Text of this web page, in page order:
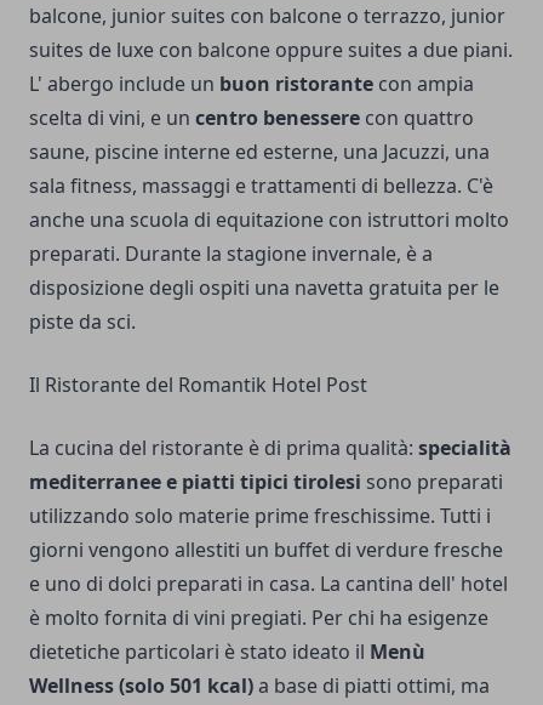
balcone, junior suites con balcone o terrazzo, junior
suites de luxe con balcone oppure suites a due piani.
L' abergo include un buon ristorante con ampia
scelta di vini, e un centro benessere con quattro
saune, piscine interne ed esterne, una Jacuzzi, una
sala fitness, massaggi e trattamenti di bellezza. C'è
anche una scuola di equitazione con istruttori molto
preparati. Durante la stagione invernale, è a
disposizione degli ospiti una navetta gratuita per le
piste da sci.
Il Ristorante del Romantik Hotel Post
La cucina del ristorante è di prima qualità: specialità
mediterranee e piatti tipici tirolesi sono preparati
utilizzando solo materie prime freschissime. Tutti i
giorni vengono allestiti un buffet di verdure fresche
e uno di dolci preparati in casa. La cantina dell' hotel
è molto fornita di vini pregiati. Per chi ha esigenze
dietetiche particolari è stato ideato il Menù
Wellness (solo 501 kcal)a base di piatti ottimi, ma